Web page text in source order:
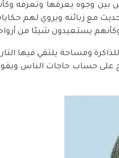
وجوه يعرفها وتعرفه
مع زبائنه ويروي لهم
يستعيدون شيئا من
ومساحة يلتقي فيها
حساب حاجات الناس ويقول